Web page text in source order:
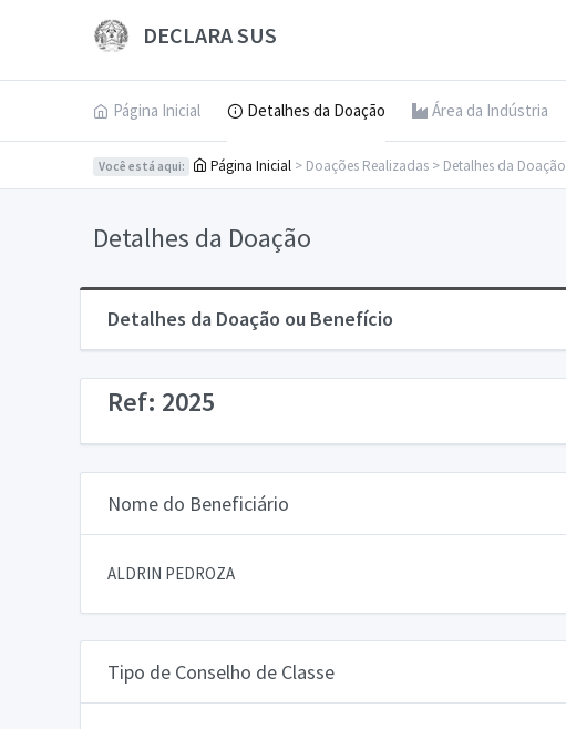
DECLARA SUS
Página Inicial Detalhes da Doação Área da Indústria
Você está aqui: Página Inicial > Doações Realizadas > Detalhes da Doação
Detalhes da Doação
Detalhes da Doação ou Benefício
Ref: 2025
Nome do Beneficiário
ALDRIN PEDROZA
Tipo de Conselho de Classe